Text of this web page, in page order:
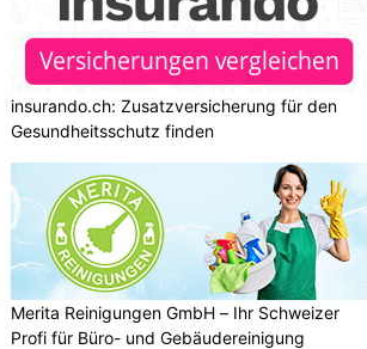
insurando.ch: Zusatzversicherung für den
Gesundheitsschutz finden
Merita Reinigungen GmbH – Ihr Schweizer
Profi für Büro- und Gebäudereinigung